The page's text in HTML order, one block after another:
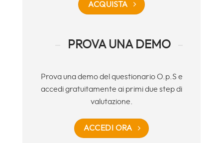
ACQUISTA
PROVA UNA DEMO
Prova una demo del questionario O.p.S e
accedi gratuitamente ai primi due step di
valutazione.
ACCEDI ORA